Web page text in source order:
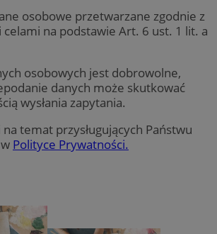
osobowe przetwarzane zgodnie z
celami na podstawie Art. 6 ust. 1 lit. a
osobowych jest dobrowolne,
danych może skutkować
wysłania zapytania.
temat przysługujących Państwu
Polityce Prywatności.